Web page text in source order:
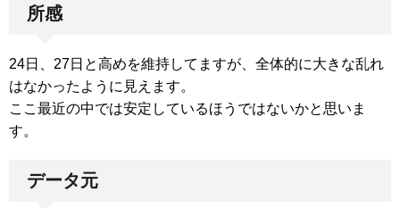
所感
24日、27日と高めを維持してますが、全体的に大きな乱れ
はなかったように見えます。
ここ最近の中では安定しているほうではないかと思いま
す。
データ元